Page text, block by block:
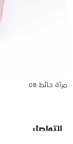
مرآة حائط 08
للتواصل